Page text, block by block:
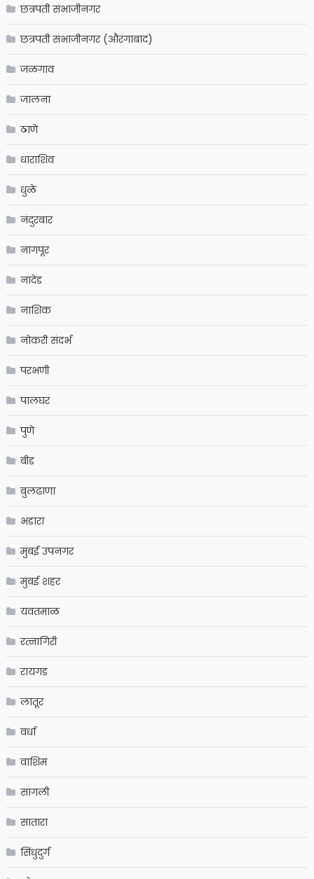
छत्रपती संभाजीनगर
छत्रपती संभाजीनगर (औरंगाबाद)
जळगाव
जालना
ठाणे
धाराशिव
धुळे
नंदुरबार
नागपूर
नांदेड
नाशिक
नोकरी संदर्भ
परभणी
पालघर
पुणे
बीड
बुलढाणा
भंडारा
मुंबई उपनगर
मुंबई शहर
यवतमाळ
रत्नागिरी
रायगड
लातूर
वर्धा
वाशिम
सांगली
सातारा
सिंधुदुर्ग